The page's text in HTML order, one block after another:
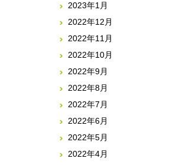
2023年1月
2022年12月
2022年11月
2022年10月
2022年9月
2022年8月
2022年7月
2022年6月
2022年5月
2022年4月